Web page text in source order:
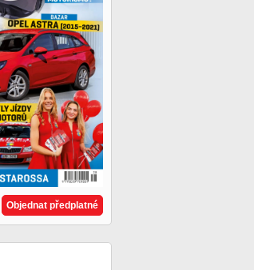
Objednat předplatné